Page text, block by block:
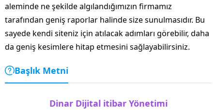
aleminde ne şekilde algılandığımızın firmamız
tarafından geniş raporlar halinde size sunulmasıdır. Bu
sayede kendi siteniz için atılacak adımları görebilir, daha
da geniş kesimlere hitap etmesini sağlayabilirsiniz.
Başlık Metni
Dinar Dijital itibar Yönetimi